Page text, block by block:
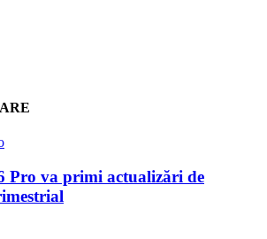
Pro va primi actualizări de